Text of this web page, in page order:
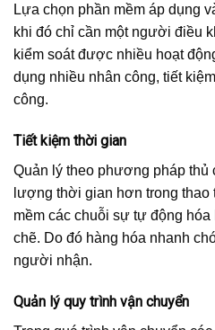
Lựa chọn phần mềm áp dụng
khi đó chỉ cần một người điều
kiểm soát được nhiều hoạt
dụng nhiều nhân công, tiết
công.
Tiết kiệm thời gian
Quản lý theo phương pháp thủ
lượng thời gian hơn trong thao
mềm các chuỗi sự tự động
chẽ. Do đó hàng hóa nhanh
người nhận.
Quản lý quy trình vận chuyển